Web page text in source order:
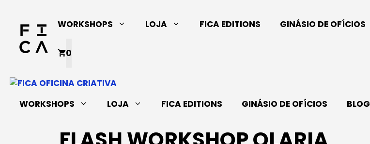
conteúdo
WORKSHOPS LOJA FICA EDITIONS GINÁSIO DE OFÍCIOS
0
WORKSHOPS LOJA FICA EDITIONS GINÁSIO DE OFÍCIOS BLOG